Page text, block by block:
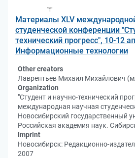
Материалы XLV
студенческой конференции
технический прогресс", 10-12
Информационные технологии
Other creators
Лаврентьев Михаил Михайлович
Organization
"Студент и научно-технический
международная научная
Новосибирский государственный
Российская академия наук.
Imprint
Новосибирск: Редакционно-
2007